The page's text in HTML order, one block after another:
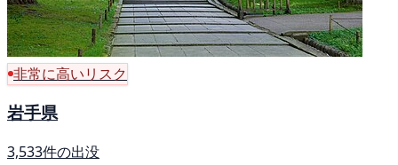
非常に高いリスク
岩手県
3,533件の出没